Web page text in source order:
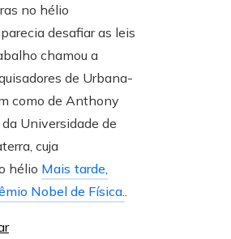
no hélio
desafiar as leis
chamou a
de Urbana-
como de Anthony
Universidade de
cuja
hélio Mais tarde,
Nobel de Física.